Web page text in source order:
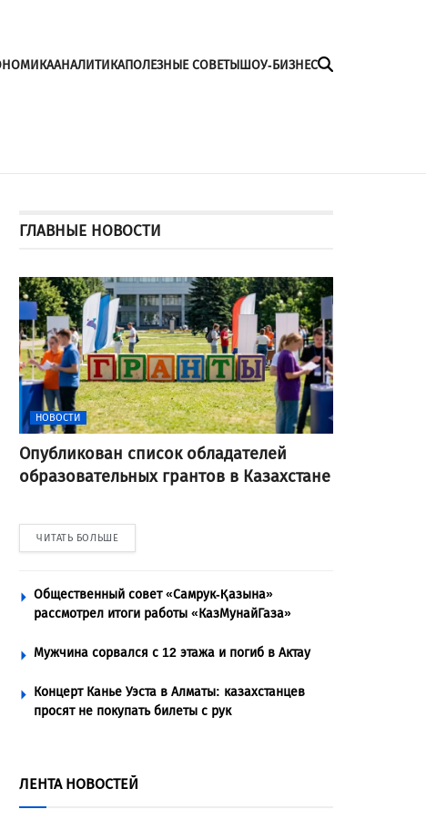
АНАЛИТИКАПОЛЕЗНЫЕ СОВЕТЫШОУ-БИЗНЕС
ГЛАВНЫЕ НОВОСТИ
НОВОСТИ
Опубликован список обладателей
образовательных грантов в Казахстане
ЧИТАТЬ БОЛЬШЕ
Общественный совет «Самрук-Қазына»
рассмотрел итоги работы «КазМунайГаза»
Мужчина сорвался с 12 этажа и погиб в Актау
Концерт Канье Уэста в Алматы: казахстанцев
просят не покупать билеты с рук
ЛЕНТА НОВОСТЕЙ